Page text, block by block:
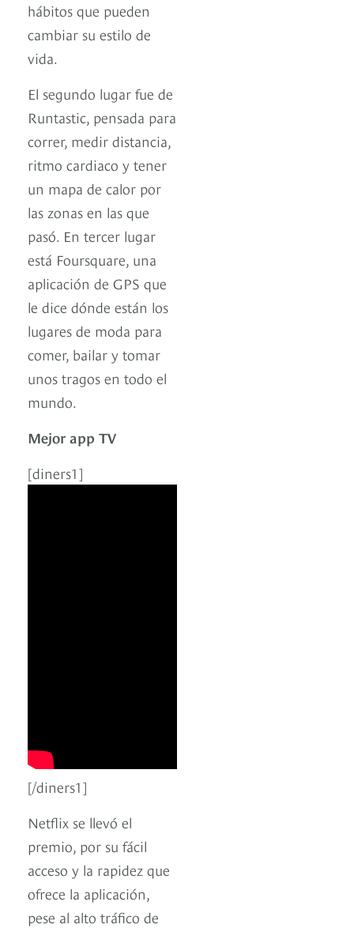
hábitos que pueden
cambiar su estilo de
vida.
El segundo lugar fue de
Runtastic, pensada para
correr, medir distancia,
ritmo cardiaco y tener
un mapa de calor por
las zonas en las que
pasó. En tercer lugar
está Foursquare, una
aplicación de GPS que
le dice dónde están los
lugares de moda para
comer, bailar y tomar
unos tragos en todo el
mundo.
Mejor app TV
[diners1]
[/diners1]
Netflix se llevó el
premio, por su fácil
acceso y la rapidez que
ofrece la aplicación,
pese al alto tráfico de